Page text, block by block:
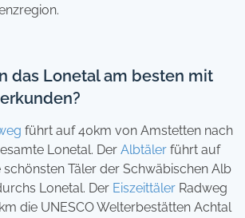
das Lonetal am besten mit
führt auf 40km von Amstetten nach
Lonetal. Der Albtäler führt auf
Täler der Schwäbischen Alb
Lonetal. Der Eiszeittäler Radweg
die UNESCO Welterbestätten Achtal